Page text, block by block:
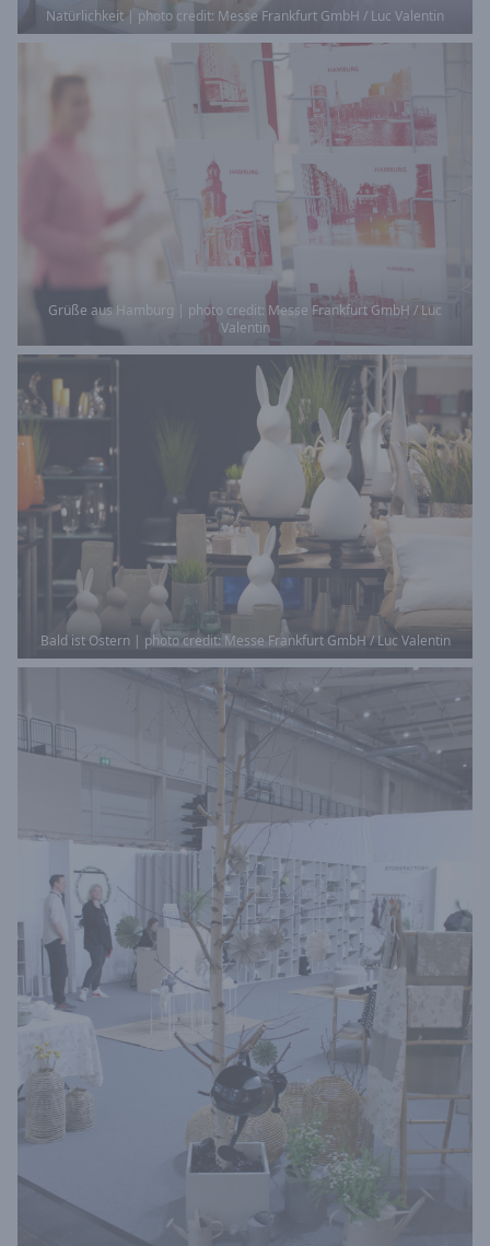
Natürlichkeit | photo credit: Messe Frankfurt GmbH / Luc Valentin
Grüße aus Hamburg | photo credit: Messe Frankfurt GmbH / Luc
Valentin
Bald ist Ostern | photo credit: Messe Frankfurt GmbH / Luc Valentin